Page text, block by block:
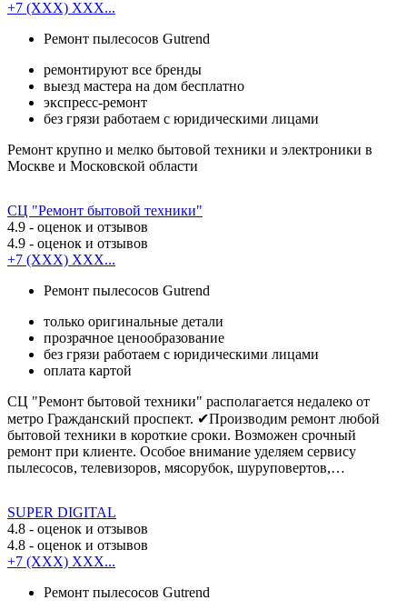
+7 (XXX) XXX...
Ремонт пылесосов Gutrend
ремонтируют все бренды
выезд мастера на дом бесплатно
экспресс-ремонт
без грязи работаем с юридическими лицами
Ремонт крупно и мелко бытовой техники и электроники в
Москве и Московской области
СЦ "Ремонт бытовой техники"
4.9 - оценок и отзывов
4.9 - оценок и отзывов
+7 (XXX) XXX...
Ремонт пылесосов Gutrend
только оригинальные детали
прозрачное ценообразование
без грязи работаем с юридическими лицами
оплата картой
СЦ "Ремонт бытовой техники" располагается недалеко от
метро Гражданский проспект. ✔Производим ремонт любой
бытовой техники в короткие сроки. Возможен срочный
ремонт при клиенте. Особое внимание уделяем сервису
пылесосов, телевизоров, мясорубок, шуруповертов,…
SUPER DIGITAL
4.8 - оценок и отзывов
4.8 - оценок и отзывов
+7 (XXX) XXX...
Ремонт пылесосов Gutrend